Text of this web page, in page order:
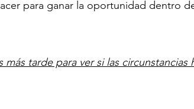
para ganar la oportunidad dentro
tarde para ver si las circunstancias